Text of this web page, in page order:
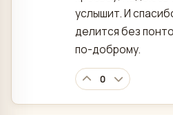
услышит. И
делится без
по-доброму.
0